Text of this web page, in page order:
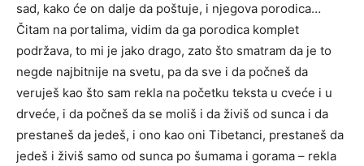
sad, kako će on dalje da poštuje, i njegova porodica…
Čitam na portalima, vidim da ga porodica komplet
podržava, to mi je jako drago, zato što smatram da je to
negde najbitnije na svetu, pa da sve i da počneš da
veruješ kao što sam rekla na početku teksta u cveće i u
drveće, i da počneš da se moliš i da živiš od sunca i da
prestaneš da jedeš, i ono kao oni Tibetanci, prestaneš da
jedeš i živiš samo od sunca po šumama i gorama – rekla